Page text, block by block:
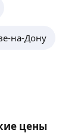
на-Дону
цены